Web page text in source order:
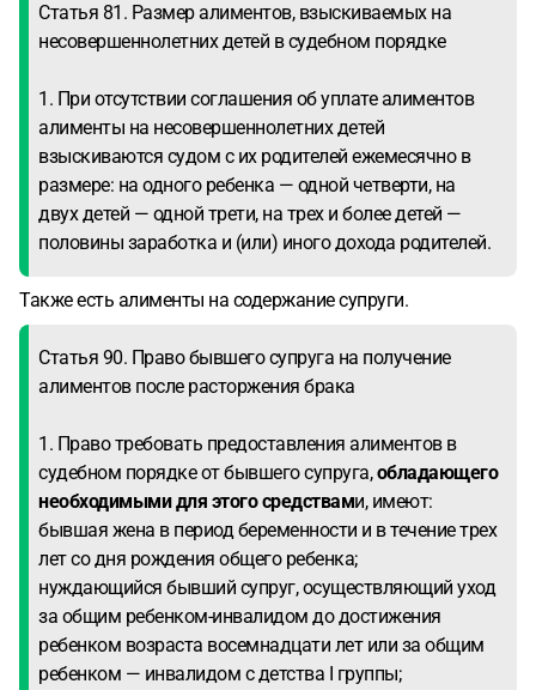
Статья 81. Размер алиментов, взыскиваемых на
несовершеннолетних детей в судебном порядке
1. При отсутствии соглашения об уплате алиментов
алименты на несовершеннолетних детей
взыскиваются судом с их родителей ежемесячно в
размере: на одного ребенка — одной четверти, на
двух детей — одной трети, на трех и более детей —
половины заработка и (или) иного дохода родителей.
Также есть алименты на содержание супруги.
Статья 90. Право бывшего супруга на получение
алиментов после расторжения брака
1. Право требовать предоставления алиментов в
судебном порядке от бывшего супруга,обладающего
необходимыми для этого средствами, имеют:
бывшая жена в период беременности и в течение трех
лет со дня рождения общего ребенка;
нуждающийся бывший супруг, осуществляющий уход
за общим ребенком-инвалидом до достижения
ребенком возраста восемнадцати лет или за общим
ребенком — инвалидом с детства I группы;